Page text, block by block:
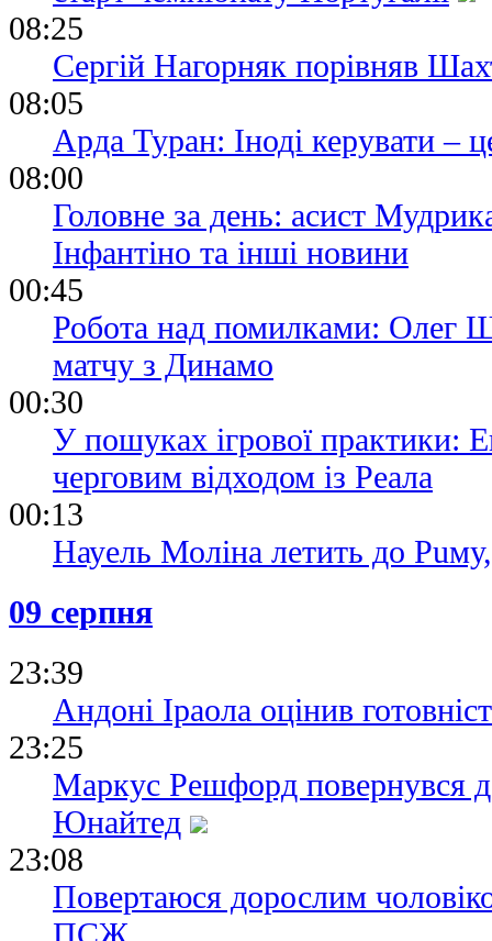
08:25
Сергій Нагорняк порівняв
08:05
Арда Туран: Іноді керувати –
08:00
Головне за день: асист
Інфантіно та інші новини
00:45
Робота над помилками: Олег
матчу з Динамо
00:30
У пошуках ігрової практики:
черговим відходом із Реала
00:13
Науель Моліна летить до
09 серпня
23:39
Андоні Іраола оцінив
23:25
Маркус Решфорд повернувся
Юнайтед
23:08
Повертаюся дорослим